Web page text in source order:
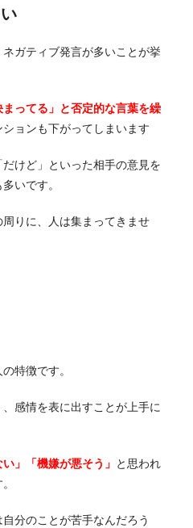
ガティブ発言が多いことが挙
まってる」と否定的な言葉を繰
ョンも下がってしまいます
けど」といった相手の意見を
いです。
りに、人は集まってきませ
特徴です。
感情を表に出すことが上手に
」「機嫌が悪そう」 と思われ
分のことが苦手なんだろう